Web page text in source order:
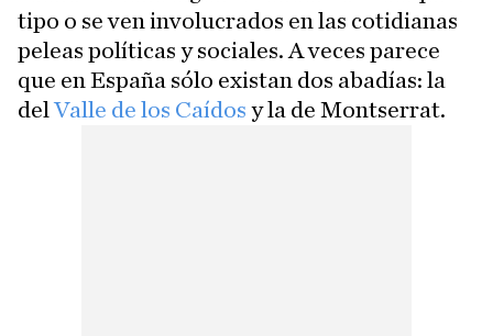
tipo o se ven involucrados en las cotidianas
peleas políticas y sociales. A veces parece
que en España sólo existan dos abadías: la
delValle de los Caídos y la de Montserrat.